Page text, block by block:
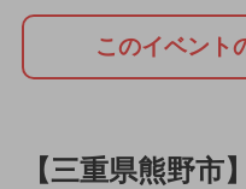
このイベント
【三重県熊野市